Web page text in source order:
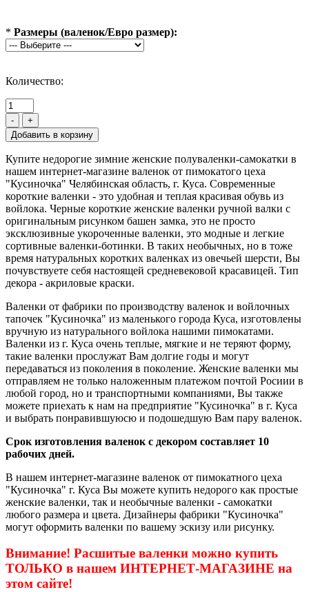
* Размеры (валенок/Евро размер):
Количество:
- +
Купите недорогие зимние женские полуваленки-самокатки в
нашем интернет-магазине валенок от пимокатого цеха
"Кусиночка" Челябинская область, г. Куса. Современные
короткие валенки - это удобная и теплая красивая обувь из
войлока. Черные короткие женские валенки ручной валки с
оригинальным рисунком башен замка, это не просто
эксклюзивные укороченные валенки, это модные и легкие
сортивные валенки-ботинки. В таких необычных, но в тоже
время натуральных коротких валенках из овечьей шерсти, Вы
почувствуете себя настоящей средневековой красавицей. Тип
декора - акриловые краски.
Валенки от фабрики по производству валенок и войлочных
тапочек "Кусиночка" из маленького города Куса, изготовлены
вручную из натурального войлока нашими пимокатами.
Валенки из г. Куса очень теплые, мягкие и не теряют форму,
такие валенки прослужат Вам долгие годы и могут
передаваться из поколения в поколение. Женские валенки мы
отправляем не только наложенным платежом почтой Росиии в
любой город, но и транспортными компаниями, Вы также
можете приехать к нам на предприятие "Кусиночка" в г. Куса
и выбрать понравившуюсю и подошедшую Вам пару валенок.
Срок изготовления валенок с декором составляет 10
рабочих дней.
В нашем интернет-магазине валенок от пимокатного цеха
"Кусиночка" г. Куса Вы можете купить недорого как простые
женские валенки, так и необычные валенки - самокатки
любого размера и цвета. Дизайнеры фабрики "Кусиночка"
могут оформить валенки по вашему эскизу или рисунку.
Внимание! Расшитые валенки можно купить
ТОЛЬКО в нашем ИНТЕРНЕТ-МАГАЗИНЕ на
этом сайте!